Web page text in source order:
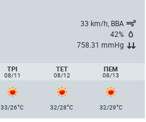
33 km/h, ΒΒΑ
42%
758.31 mmHg
ΤΡΙ
08/11
ΤΕΤ
08/12
ΠΈΜ
08/13
33/26°C 32/28°C 32/29°C